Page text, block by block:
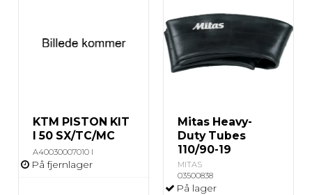
KTM PISTON KIT
I 50 SX/TC/MC
A40030007010 I
På fjernlager
Mitas Heavy-
Duty Tubes
110/90-19
MITAS
03500838
På lager